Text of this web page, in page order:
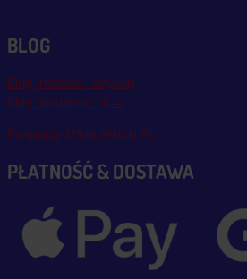
BLOG
Blog, nowości, artykuły
Blog msalamon.pl →
Partnerzy MSALAMON.PL
PŁATNOŚĆ & DOSTAWA